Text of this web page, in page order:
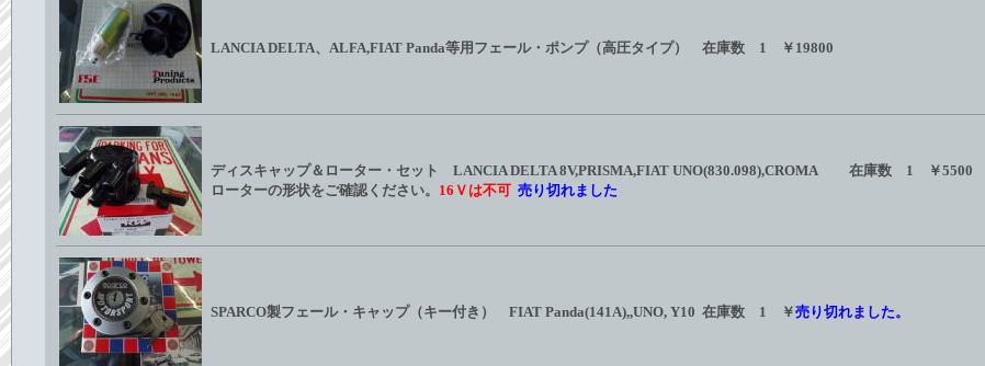
LANCIA DELTA、ALFA,FIAT Panda等用フェール・ポンプ（高圧タイプ） 在庫数 1 ￥19800
ディスキャップ＆ローター・セット LANCIA DELTA 8V,PRISMA,FIAT UNO(830.098),CROMA 在庫数 1 ￥5500
ローターの形状をご確認ください。 16Ｖは不可 売り切れました
SPARCO製フェール・キャップ（キー付き） FIAT Panda(141A),,UNO, Y10 在庫数 1 ￥売り切れました。